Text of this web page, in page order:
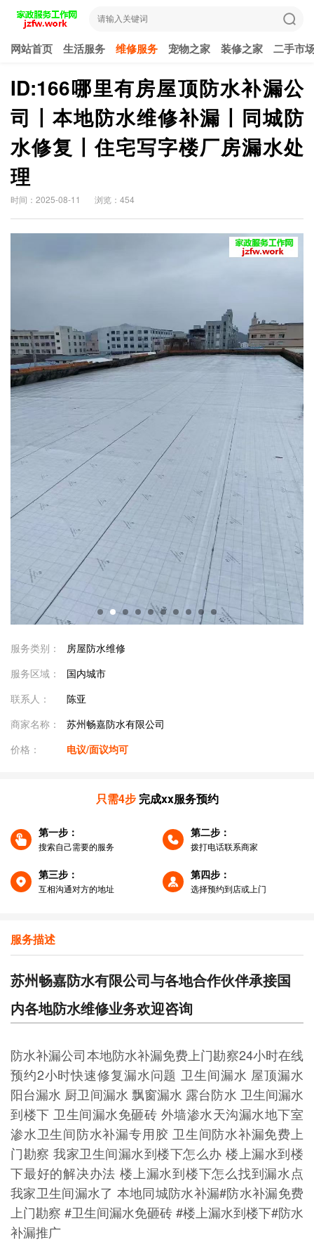
网站首页 生活服务 维修服务 宠物之家 装修之家 二手市
ID:166哪里有房屋顶防水补漏公
司〡本地防水维修补漏〡同城防
水修复〡住宅写字楼厂房漏水处
理
时间：2025-08-11 浏览：454
服务类别：
房屋防水维修
服务区域：
国内城市
联系人：
陈亚
商家名称：
苏州畅嘉防水有限公司
价格：
电议/面议均可
只需4步 完成xx服务预约
第一步：
搜索自己需要的服务
第二步：
拨打电话联系商家
第三步：
互相沟通对方的地址
第四步：
选择预约到店或上门
服务描述
苏州畅嘉防水有限公司与各地合作伙伴承接国
内各地防水维修业务欢迎咨询
防水补漏公司本地防水补漏免费上门勘察24小时在线
预约2小时快速修复漏水问题 卫生间漏水 屋顶漏水
阳台漏水 厨卫间漏水 飘窗漏水 露台防水 卫生间漏水
到楼下 卫生间漏水免砸砖 外墙渗水天沟漏水地下室
渗水卫生间防水补漏专用胶 卫生间防水补漏免费上
门勘察 我家卫生间漏水到楼下怎么办 楼上漏水到楼
下最好的解决办法 楼上漏水到楼下怎么找到漏水点
我家卫生间漏水了 本地同城防水补漏#防水补漏免费
上门勘察 #卫生间漏水免砸砖 #楼上漏水到楼下#防水
补漏推广